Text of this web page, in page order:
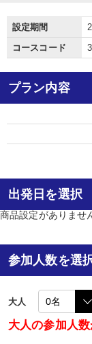
設定期間
コースコード
プラン内容
出発日を選択
商品設定がありませ
参加人数を選
大人
大人の参加人数